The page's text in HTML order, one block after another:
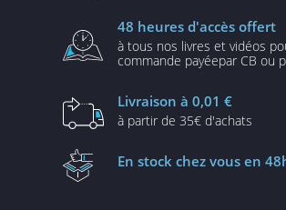
48 heures d'accès offert
à tous nos livres et vidéos
commande payéepar CB ou
Livraison à 0,01 €
à partir de 35€ d'achats
En stock chez vous en